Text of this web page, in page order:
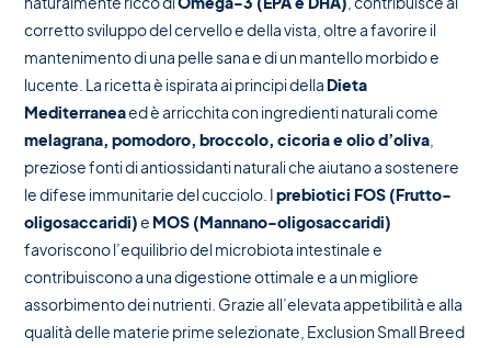
corretto sviluppo del cervello e della vista, oltre a favorire il
mantenimento di una pelle sana e di un mantello morbido e
lucente. La ricetta è ispirata ai principi della Dieta
Mediterraneaed è arricchita con ingredienti naturali come
melagrana, pomodoro, broccolo, cicoria e olio d’oliva
preziose fonti di antiossidanti naturali che aiutano a sostenere
le difese immunitarie del cucciolo. Iprebiotici FOS (Frutto-
oligosaccaridi)e MOS (Mannano-oligosaccaridi)
favoriscono l’equilibrio del microbiota intestinale e
contribuiscono a una digestione ottimale e a un migliore
assorbimento dei nutrienti. Grazie all’elevata appetibilità e alla
qualità delle materie prime selezionate, Exclusion Small Breed